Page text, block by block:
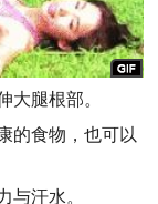
大腿根部。
的食物，也可以
与汗水。